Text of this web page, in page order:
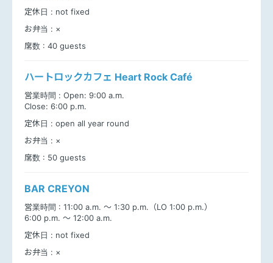
定休日 : not fixed
お弁当 : ×
席数 : 40 guests
ハートロックカフェ Heart Rock Café
営業時間 : Open: 9:00 a.m.
Close: 6:00 p.m.
定休日 : open all year round
お弁当 : ×
席数 : 50 guests
BAR CREYON
営業時間 : 11:00 a.m. ～ 1:30 p.m.（LO 1:00 p.m.）
6:00 p.m. ～ 12:00 a.m.
定休日 : not fixed
お弁当 : ×